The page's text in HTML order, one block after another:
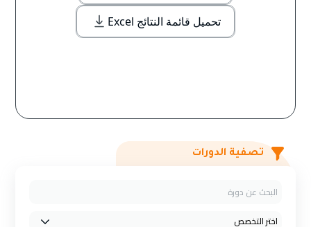
تحميل قائمة النتائج Excel
تصفية الدورات